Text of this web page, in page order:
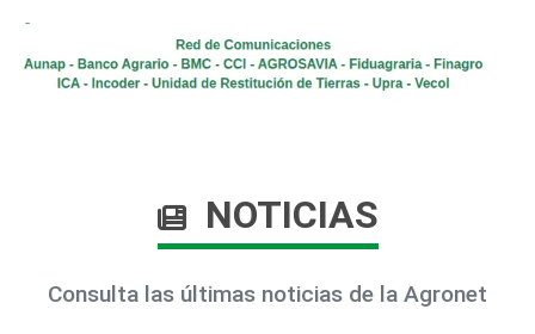
NOTICIAS
Consulta las últimas noticias de la Agronet